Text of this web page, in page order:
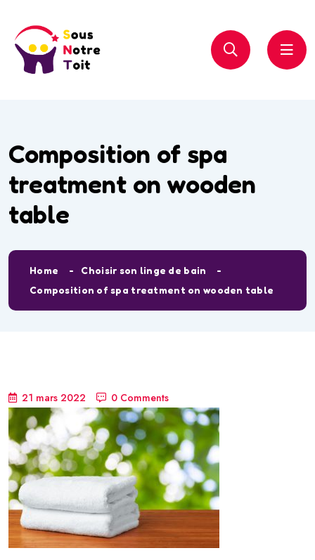
Composition of spa
treatment on wooden
table
Home
Choisir son linge de bain
Composition of spa treatment on wooden table
21 mars 2022 0 Comments